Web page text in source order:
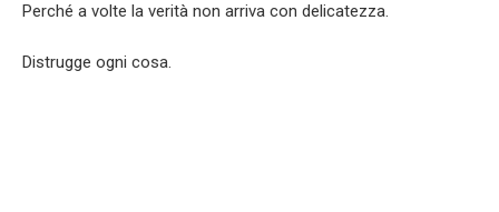
Perché a volte la verità non arriva con delicatezza.
Distrugge ogni cosa.